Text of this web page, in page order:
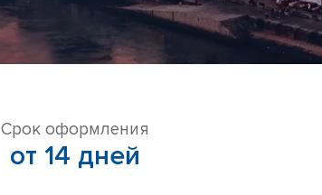
Срок оформления
от 14 дней